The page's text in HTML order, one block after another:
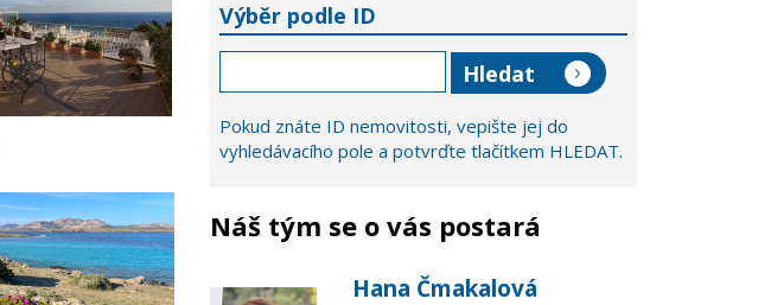
Výběr podle ID
Pokud znáte ID nemovitosti, vepište jej do
vyhledávacího pole a potvrďte tlačítkem HLEDAT.
Náš tým se o vás postará
Hana Čmakalová